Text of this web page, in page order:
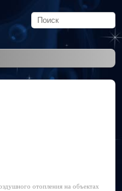
отопления на объектах